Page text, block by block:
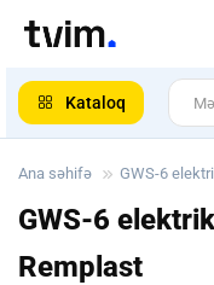
Kataloq
Ana səhifə GWS-6
GWS-6
Remplast